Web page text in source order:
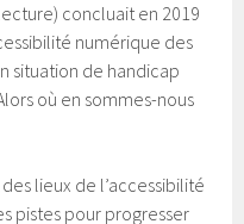
concluait en 2019
numérique des
situation de handicap
où en sommes-nous
lieux de l’accessibilité
pistes pour progresser